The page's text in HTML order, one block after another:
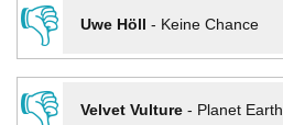
👎
Uwe Höll - Keine Chance
👎
Velvet Vulture- Planet Earth